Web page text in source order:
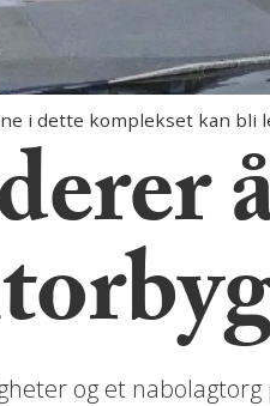
i dette komplekset kan bli
og et